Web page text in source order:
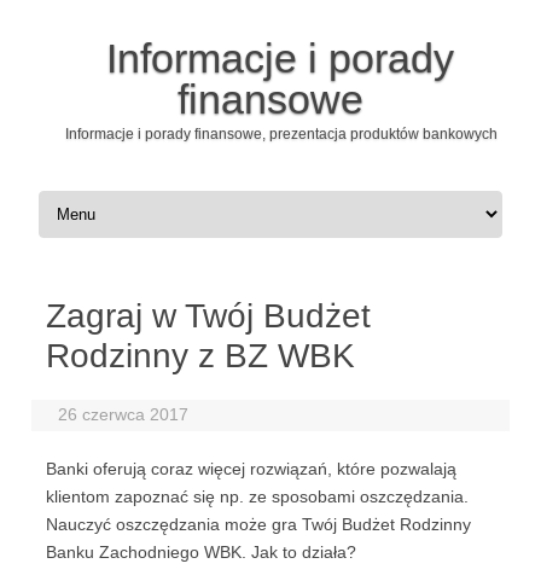
Informacje i porady
finansowe
Informacje i porady finansowe, prezentacja produktów bankowych
Przeskocz do treści
Zagraj w Twój Budżet
Rodzinny z BZ WBK
26 czerwca 2017
Banki oferują coraz więcej rozwiązań, które pozwalają
klientom zapoznać się np. ze sposobami oszczędzania.
Nauczyć oszczędzania może gra Twój Budżet Rodzinny
Banku Zachodniego WBK. Jak to działa?